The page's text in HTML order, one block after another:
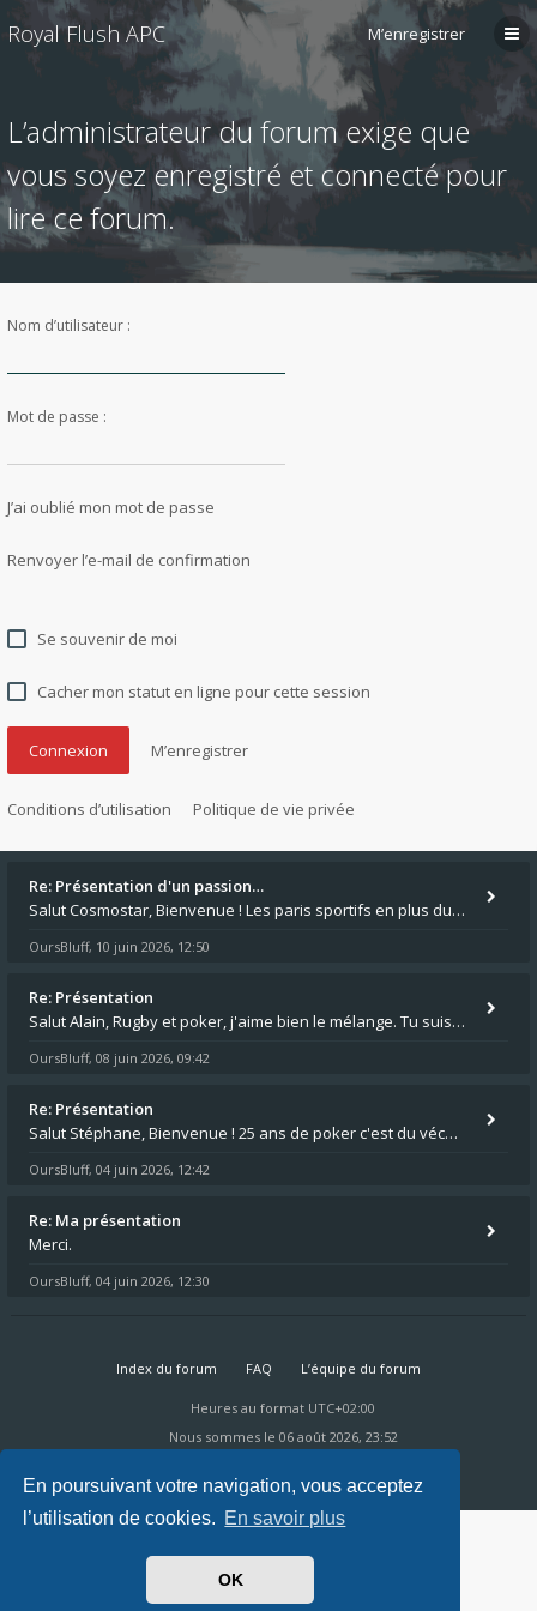
En poursuivant votre navigation, vous acceptez
l’utilisation de cookies. En savoir plus
OK
Royal Flush APC M’enregistrer
L’administrateur du forum exige que
vous soyez enregistré et connecté pour
lire ce forum.
Nom d’utilisateur :
Mot de passe :
J’ai oublié mon mot de passe
Renvoyer l’e-mail de confirmation
Se souvenir de moi
Cacher mon statut en ligne pour cette session
M’enregistrer
Conditions d’utilisation Politique de vie privée
Re: Présentation d'un passion…
Salut Cosmostar, Bienvenue ! Les paris sportifs en plus du poker, c'est ce que je fais aussi. Surtout la NBA, je mise su
OursBluff, 10 juin 2026, 12:50
Re: Présentation
Salut Alain, Rugby et poker, j'aime bien le mélange. Tu suis le rugby du coin ? Moi j'essaie d'aller voir des matchs de
OursBluff, 08 juin 2026, 09:42
Re: Présentation
Salut Stéphane, Bienvenue ! 25 ans de poker c'est du vécu quand même. Moi je suis relativementnouveau (2018) mais j'ai a
OursBluff, 04 juin 2026, 12:42
Re: Ma présentation
Merci.
OursBluff, 04 juin 2026, 12:30
Index du forum FAQ L’équipe du forum
Heures au format UTC+02:00
Nous sommes le 06 août 2026, 23:52
Ravaio Theme by Gramziu